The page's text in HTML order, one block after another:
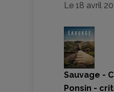
Le 18 avril
Sauvage -
Ponsin -